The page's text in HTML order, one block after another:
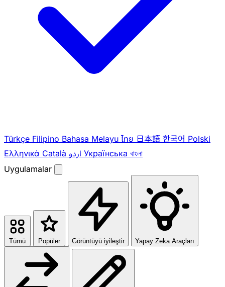
Türkçe Filipino Bahasa Melayu ไทย 日本語 한국어 Polski
Ελληνικά Català Українська বাংলা
Uygulamalar
Tümü Popüler Görüntüyü iyileştir Yapay Zeka Araçları